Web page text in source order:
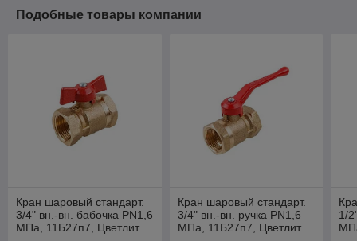
Подобные товары компании
Кран шаровый стандарт.
3/4" вн.-вн. бабочка PN1,6
МПа, 11Б27п7, Цветлит
Кран шаровый стандарт.
3/4" вн.-вн. ручка PN1,6
МПа, 11Б27п7, Цветлит
1/